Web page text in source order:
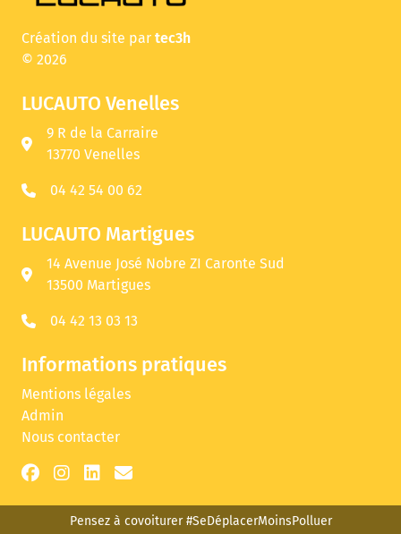
Création du site par tec3h
© 2026
LUCAUTO Venelles
9 R de la Carraire
13770 Venelles
04 42 54 00 62
LUCAUTO Martigues
14 Avenue José Nobre ZI Caronte Sud
13500 Martigues
04 42 13 03 13
Informations pratiques
Mentions légales
Admin
Nous contacter
Pensez à covoiturer #SeDéplacerMoinsPolluer